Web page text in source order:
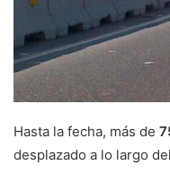
Hasta la fecha, más de
desplazado a lo largo